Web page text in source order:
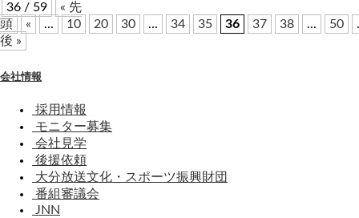
36 / 59
« 先
頭
« ... 10 20 30 ... 34 35 36 37 38 ... 50
後 »
会社情報
採用情報
モニター募集
会社見学
後援依頼
大分放送文化・スポーツ振興財団
番組審議会
JNN